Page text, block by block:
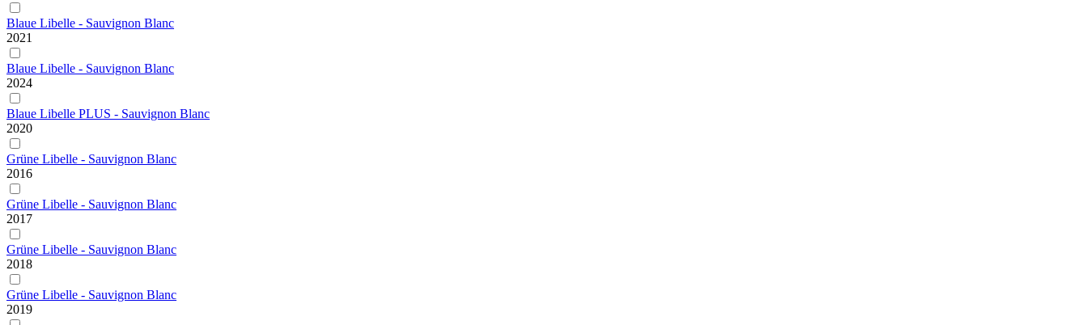
Blaue Libelle - Sauvignon Blanc
2021
Blaue Libelle - Sauvignon Blanc
2024
Blaue Libelle PLUS - Sauvignon Blanc
2020
Grüne Libelle - Sauvignon Blanc
2016
Grüne Libelle - Sauvignon Blanc
2017
Grüne Libelle - Sauvignon Blanc
2018
Grüne Libelle - Sauvignon Blanc
2019